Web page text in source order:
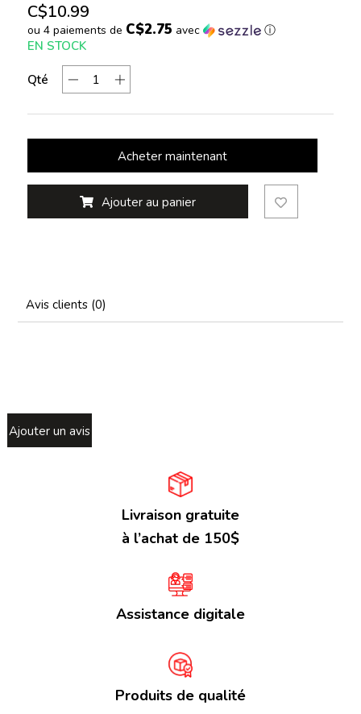
C$10.99
ou 4 paiements de C$2.75 avec ⓘ
EN STOCK
Qté
Acheter maintenant
Ajouter au panier
Avis clients (0)
Ajouter un avis
Livraison gratuite
à l’achat de 150$
Assistance digitale
Produits de qualité